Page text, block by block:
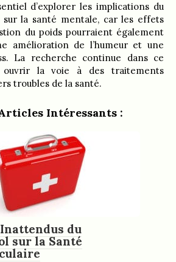
d’explorer les implications du
la santé mentale, car les effets
du poids pourraient également
amélioration de l’humeur et une
La recherche continue dans ce
ouvrir la voie à des traitements
troubles de la santé.
Intéressants :
du
sur la Santé